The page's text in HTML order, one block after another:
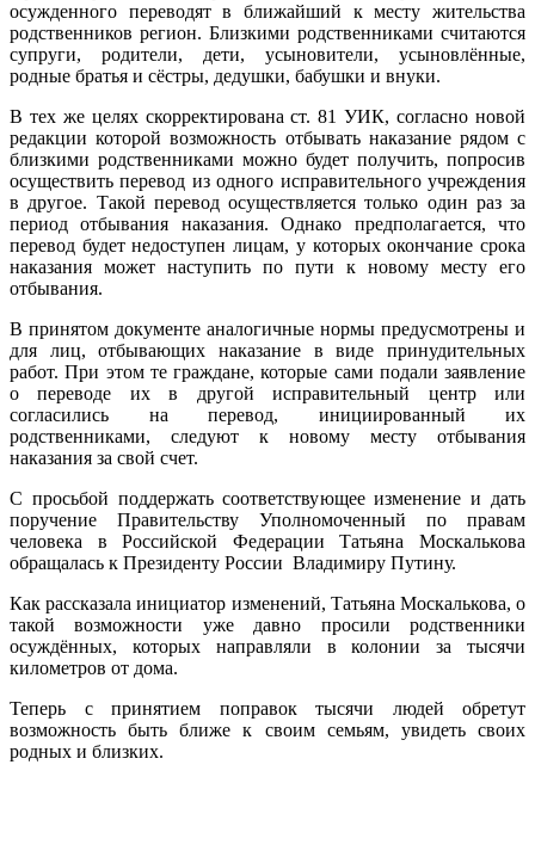
осужденного переводят в ближайший к месту жительства
родственников регион. Близкими родственниками считаются
супруги, родители, дети, усыновители, усыновлённые,
родные братья и сёстры, дедушки, бабушки и внуки.
В тех же целях скорректирована ст. 81 УИК, согласно новой
редакции которой возможность отбывать наказание рядом с
близкими родственниками можно будет получить, попросив
осуществить перевод из одного исправительного учреждения
в другое. Такой перевод осуществляется только один раз за
период отбывания наказания. Однако предполагается, что
перевод будет недоступен лицам, у которых окончание срока
наказания может наступить по пути к новому месту его
отбывания.
В принятом документе аналогичные нормы предусмотрены и
для лиц, отбывающих наказание в виде принудительных
работ. При этом те граждане, которые сами подали заявление
о переводе их в другой исправительный центр или
согласились на перевод, инициированный их
родственниками, следуют к новому месту отбывания
наказания за свой счет.
С просьбой поддержать соответствующее изменение и дать
поручение Правительству Уполномоченный по правам
человека в Российской Федерации Татьяна Москалькова
обращалась к Президенту России Владимиру Путину.
Как рассказала инициатор изменений, Татьяна Москалькова, о
такой возможности уже давно просили родственники
осуждённых, которых направляли в колонии за тысячи
километров от дома.
Теперь с принятием поправок тысячи людей обретут
возможность быть ближе к своим семьям, увидеть своих
родных и близких.